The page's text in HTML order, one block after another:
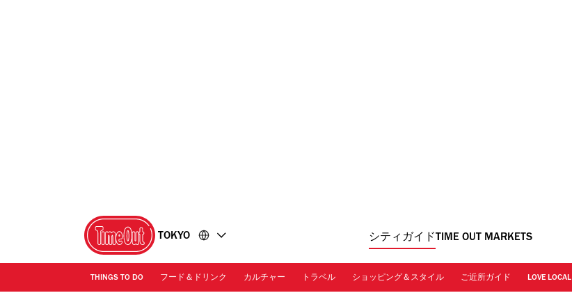
TOKYO シティガイド TIME OUT MARKETS
THINGS TO DO フード＆ドリンク カルチャー トラベル ショッピング＆スタイル ご近所ガイド LOVE LOCAL